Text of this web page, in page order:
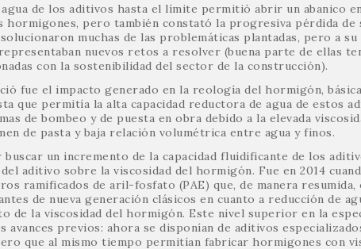
de los aditivos hasta el límite permitió abrir un abanico
hormigones, pero también constató la progresiva pérdida de
muchas de las problemáticas plantadas, pero a
nuevos retos a resolver (buena parte de ellas
con la sostenibilidad del sector de la construcción).
fue el impacto generado en la reología del hormigón,
que permitía la alta capacidad reductora de agua de estos
de bombeo y de puesta en obra debido a la elevada
de pasta y baja relación volumétrica entre agua y finos.
buscar un incremento de la capacidad fluidificante de los
aditivo sobre la viscosidad del hormigón. Fue en 2014
ramificados de aril-fosfato (PAE) que, de manera resumida,
de nueva generación clásicos en cuanto a reducción de
de la viscosidad del hormigón. Este nivel superior en la
previos: ahora se disponían de aditivos
que al mismo tiempo permitían fabricar hormigones con